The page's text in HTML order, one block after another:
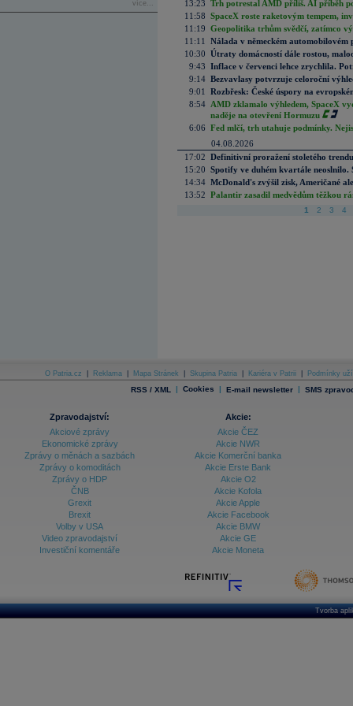
více...
13:23 Trh potrestal AMD příliš. AI příběh
11:58 SpaceX roste raketovým tempem,
11:19 Geopolitika trhům svědčí, zatímco
11:11
Nálada v německém automobilovém
10:30 Útraty domácností dále rostou,
9:43 Inflace v červenci lehce zrychlila.
9:14 Bezvavlasy potvrzuje celoroční
9:01
Rozbřesk: České úspory na
8:54 AMD zklamalo výhledem, SpaceX
naděje na otevření Hormuzu
6:06 Fed mlčí, trh utahuje podmínky.
04.08.2026
17:02 Definitivní proražení stoletého
15:20 Spotify ve duhém kvartále neoslnilo.
14:34 McDonald's zvýšil zisk, Američané
13:52 Palantir zasadil medvědům těžkou
1 2 3 4
O Patria.cz Reklama Mapa Stránek Skupina Patria Kariéra v Patrii Podmínky
RSS / XML | Cookies | E-mail newsletter | SMS
Zpravodajství:
Akciové zprávy
Ekonomické zprávy
Zprávy o měnách a sazbách
Zprávy o komoditách
Zprávy o HDP
ČNB
Grexit
Brexit
Volby v USA
Video zpravodajství
Investiční komentáře
Akcie:
Akcie ČEZ
Akcie NWR
Akcie Komerční banka
Akcie Erste Bank
Akcie O2
Akcie Kofola
Akcie Apple
Akcie Facebook
Akcie BMW
Akcie GE
Akcie Moneta
Tvorba